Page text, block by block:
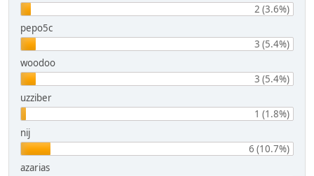
2 (3.6%)
pepo5c
3 (5.4%)
woodoo
3 (5.4%)
uzziber
1 (1.8%)
nij
6 (10.7%)
azarias